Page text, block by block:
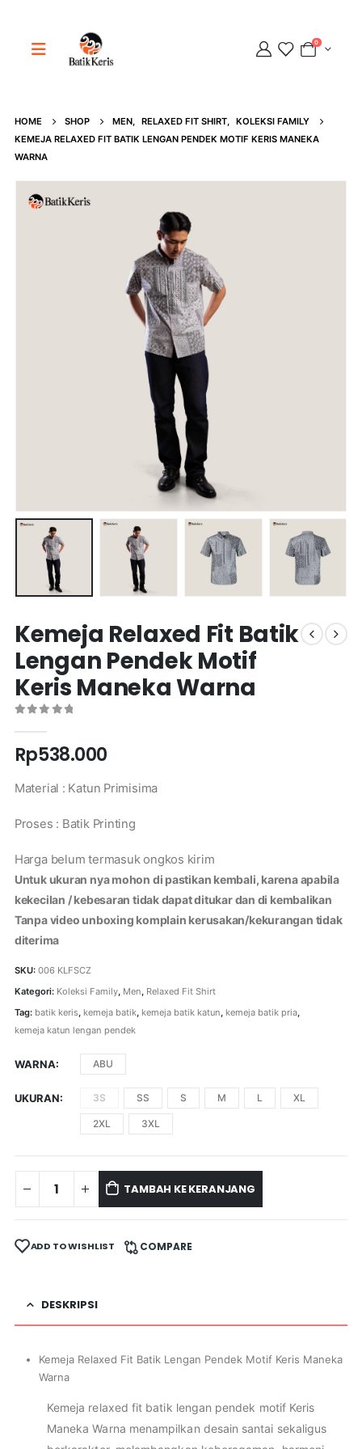
0
HOME SHOP MEN, RELAXED FIT SHIRT, KOLEKSI FAMILY
KEMEJA RELAXED FIT BATIK LENGAN PENDEK MOTIF KERIS MANEKA
WARNA
Kemeja Relaxed Fit Batik
Lengan Pendek Motif
Keris Maneka Warna
Rp538.000
Material : Katun Primisima
Proses : Batik Printing
Harga belum termasuk ongkos kirim
Untuk ukuran nya mohon di pastikan kembali, karena apabila
kekecilan / kebesaran tidak dapat ditukar dan di kembalikan
Tanpa video unboxing komplain kerusakan/kekurangan tidak
diterima
SKU: 006 KLFSCZ
Kategori: Koleksi Family, Men Relaxed Fit Shirt
Tag: batik keris, kemeja batik, kemeja batik katun kemeja batik pria,
kemeja katun lengan pendek
WARNA ABU
UKURAN 3S SS S M L XL
2XL 3XL
TAMBAH KE KERANJANG
ADD TO WISHLIST COMPARE
DESKRIPSI
Kemeja Relaxed Fit Batik Lengan Pendek Motif Keris Maneka
Warna
Kemeja relaxed fit batik lengan pendek motif Keris
Maneka Warna menampilkan desain santai sekaligus
Adipati
Online